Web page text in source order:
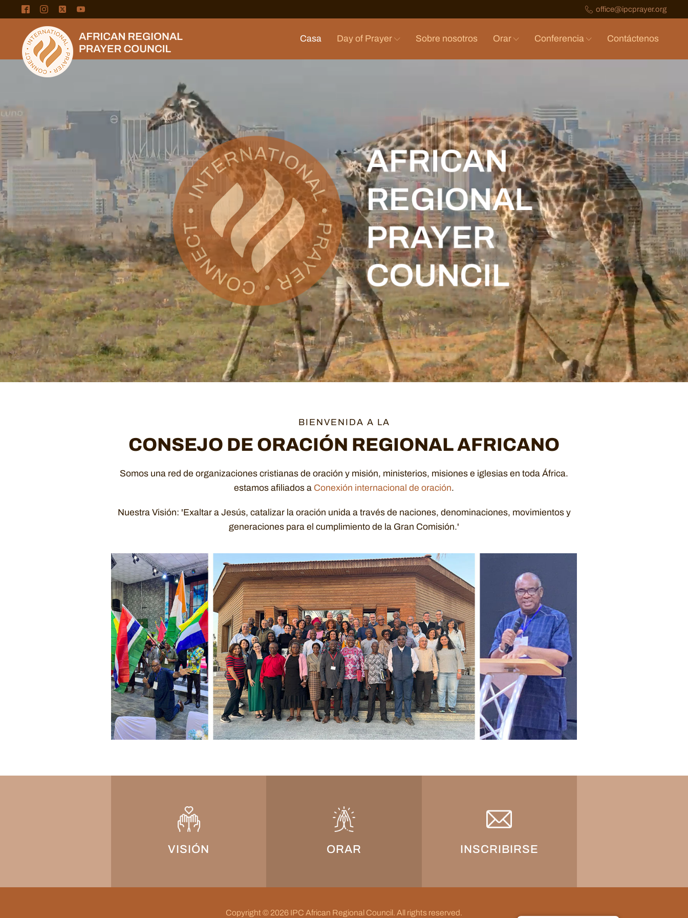
office@ipcprayer.org
Casa Day of Prayer Sobre nosotros Orar Conferencia Contáctenos
BIENVENIDA A LA
CONSEJO DE ORACIÓN REGIONAL AFRICANO
Somos una red de organizaciones cristianas de oración y misión, ministerios, misiones e iglesias en toda África.
estamos afiliados a Conexión internacional de oración.
Nuestra Visión: 'Exaltar a Jesús, catalizar la oración unida a través de naciones, denominaciones, movimientos y
generaciones para el cumplimiento de la Gran Comisión.'
VISIÓN ORAR INSCRIBIRSE
Copyright © 2026 IPC African Regional Council. All rights reserved.